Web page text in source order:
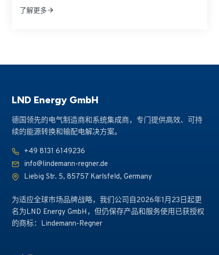
片老化、密封胶失效和油液管理不足所带来的漏油风险
了解更多
LND Energy GmbH
德国领先的电气制造商和系统集成商，专门提供高效、可持
续的能源转换和输配电解决方案。
+49 8131 6149236
info@lindemann-regner.de
Liebig Str. 5, 85757 Karlsfeld, Germany
为适应全球市场品牌战略，我们公司自2026年1月23日起更
名为LND Energy GmbH，但仍保存产品和服务使用已获授权
的商标：Lindemann-Regner